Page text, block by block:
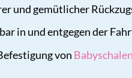
und gemütlicher
in und entgegen der
von Babyschalen